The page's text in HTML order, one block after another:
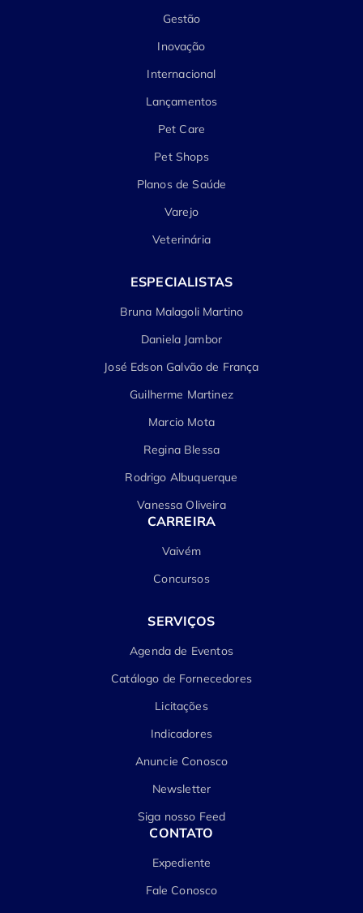
Gestão
Inovação
Internacional
Lançamentos
Pet Care
Pet Shops
Planos de Saúde
Varejo
Veterinária
ESPECIALISTAS
Bruna Malagoli Martino
Daniela Jambor
José Edson Galvão de França
Guilherme Martinez
Marcio Mota
Regina Blessa
Rodrigo Albuquerque
Vanessa Oliveira
CARREIRA
Vaivém
Concursos
SERVIÇOS
Agenda de Eventos
Catálogo de Fornecedores
Licitações
Indicadores
Anuncie Conosco
Newsletter
Siga nosso Feed
CONTATO
Expediente
Fale Conosco